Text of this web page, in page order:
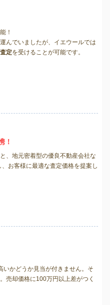
！
んでいましたが、イエウールでは
定を受けることが可能です。
！
、地元密着型の優良不動産会社な
、お客様に最適な査定価格を提案し
いかどうか見当が付きません。そ
売却価格に100万円以上差がつく